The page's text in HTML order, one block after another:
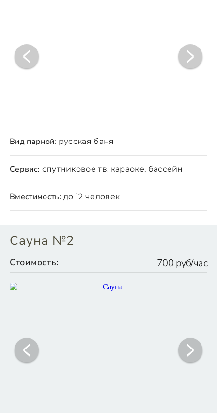
Вид парной: русская баня
Сервис: спутниковое тв, караоке, бассейн
Вместимость: до 12 человек
Сауна №2
Стоимость: 700 руб/час